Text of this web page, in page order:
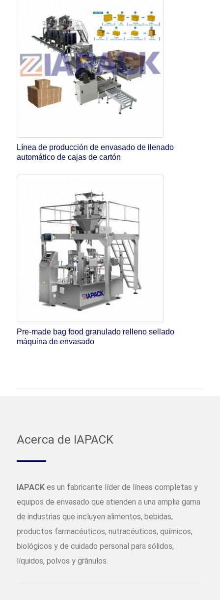
Línea de producción de envasado de llenado
automático de cajas de cartón
Pre-made bag food granulado relleno sellado
máquina de envasado
Acerca de IAPACK
IAPACK es un fabricante líder de líneas completas y
equipos de envasado que atienden a una amplia gama
de industrias que incluyen alimentos, bebidas,
productos farmacéuticos, nutracéuticos, químicos,
biológicos y de cuidado personal para sólidos,
líquidos, polvos y gránulos.